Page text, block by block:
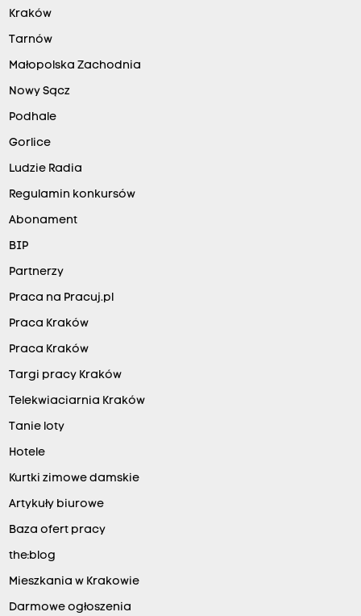
Kraków
Tarnów
Małopolska Zachodnia
Nowy Sącz
Podhale
Gorlice
Ludzie Radia
Regulamin konkursów
Abonament
BIP
Partnerzy
Praca na Pracuj.pl
Praca Kraków
Praca Kraków
Targi pracy Kraków
Telekwiaciarnia Kraków
Tanie loty
Hotele
Kurtki zimowe damskie
Artykuły biurowe
Baza ofert pracy
the:blog
Mieszkania w Krakowie
Darmowe ogłoszenia